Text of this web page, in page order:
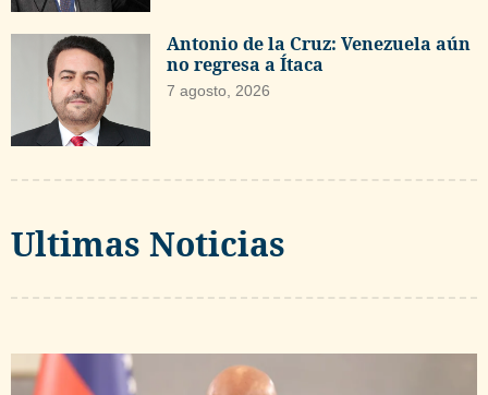
Antonio de la Cruz: Venezuela aún
no regresa a Ítaca
7 agosto, 2026
Ultimas Noticias